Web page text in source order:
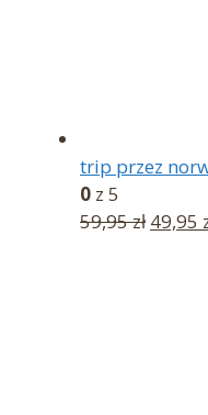
trip przez
0 z 5
59,95zł 49,95